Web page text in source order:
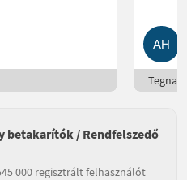
Tegnap
betakarítók / Rendfelszedő
000 regisztrált felhasználót